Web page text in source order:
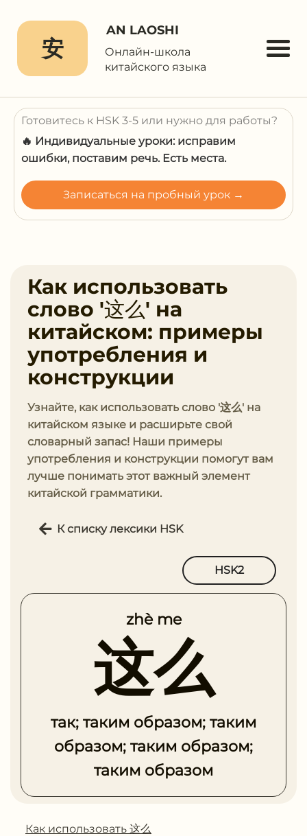
安
AN LAOSHI
Онлайн-школа
китайского языка
Готовитесь к HSK 3-5 или нужно для работы?
🔥 Индивидуальные уроки: исправим
ошибки, поставим речь. Есть места.
Записаться на пробный урок →
Как использовать
слово '这么' на
китайском: примеры
употребления и
конструкции
Узнайте, как использовать слово '这么' на
китайском языке и расширьте свой
словарный запас! Наши примеры
употребления и конструкции помогут вам
лучше понимать этот важный элемент
китайской грамматики.
К списку лексики HSK
HSK2
zhè me
这么
так; таким образом; таким
образом; таким образом;
таким образом
Как использовать 这么